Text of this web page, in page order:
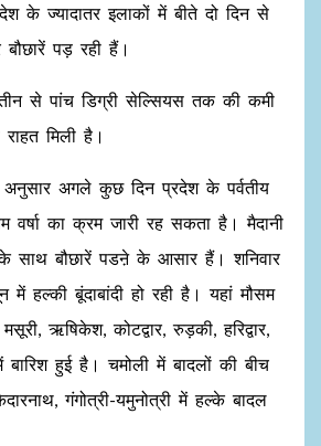
के ज्यादातर इलाकों में बीते दो दिन से
पड़ रही हैं।
से पांच डिग्री सेल्सियस तक की कमी
मिली है।
अनुसार अगले कुछ दिन प्रदेश के पर्वतीय
वर्षा का क्रम जारी रह सकता है। मैदानी
साथ बौछारें पडऩे के आसार हैं। शनिवार
हल्‍की बूंदाबांदी हो रही है। यहां मौसम
ऋषिकेश, कोटद्वार, रुड़की, हरिद्वार,
बारिश हुई है। चमोली में बादलों की बीच
गंगोत्री-यमुनोत्री में हल्के बादल